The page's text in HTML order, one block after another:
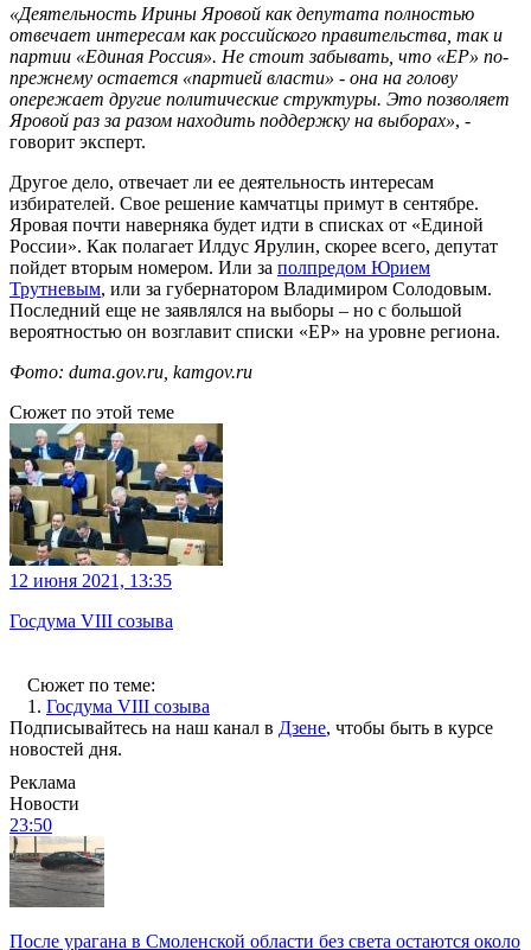
«Деятельность Ирины Яровой как депутата полностью
отвечает интересам как российского правительства, так и
партии «Единая Россия». Не стоит забывать, что «ЕР» по-
прежнему остается «партией власти» - она на голову
опережает другие политические структуры. Это позволяет
Яровой раз за разом находить поддержку на выборах», -
говорит эксперт.
Другое дело, отвечает ли ее деятельность интересам
избирателей. Свое решение камчатцы примут в сентябре.
Яровая почти наверняка будет идти в списках от «Единой
России». Как полагает Илдус Ярулин, скорее всего, депутат
пойдет вторым номером. Или за полпредом Юрием
Трутневым, или за губернатором Владимиром Солодовым.
Последний еще не заявлялся на выборы – но с большой
вероятностью он возглавит списки «ЕР» на уровне региона.
Фото: duma.gov.ru, kamgov.ru
Сюжет по этой теме
12 июня 2021, 13:35
Госдума VIII созыва
Сюжет по теме:
1. Госдума VIII созыва
Подписывайтесь на наш канал в Дзене, чтобы быть в курсе
новостей дня.
Реклама
Новости
23:50
После урагана в Смоленской области без света остаются около